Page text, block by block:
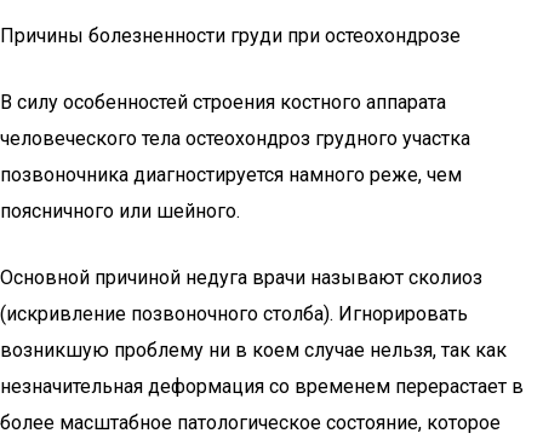
Причины болезненности груди при остеохондрозе
В силу особенностей строения костного аппарата
человеческого тела остеохондроз грудного участка
позвоночника диагностируется намного реже, чем
поясничного или шейного.
Основной причиной недуга врачи называют сколиоз
(искривление позвоночного столба). Игнорировать
возникшую проблему ни в коем случае нельзя, так как
незначительная деформация со временем перерастает в
более масштабное патологическое состояние, которое